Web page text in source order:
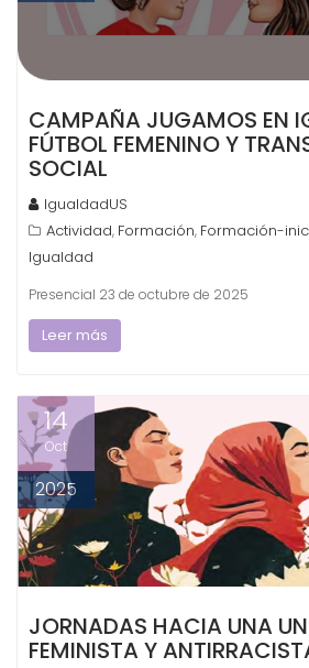
CAMPAÑA JUGAMOS EN
FÚTBOL FEMENINO Y
SOCIAL
IgualdadUS
Actividad, Formación, Formación-
Igualdad
Presencial 23 de octubre de 2025
Leer más
14
Oct
2025
JORNADAS HACIA UNA
FEMINISTA Y